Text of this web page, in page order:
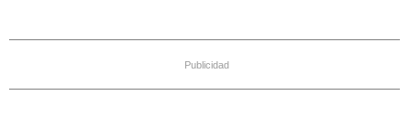
Publicidad